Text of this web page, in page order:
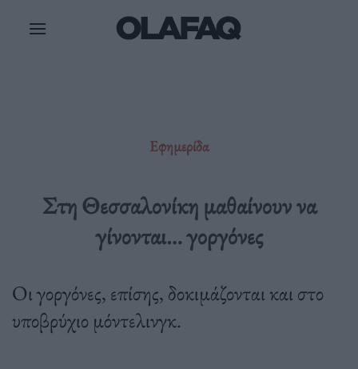
Εφημερίδα
Στη Θεσσαλονίκη μαθαίνουν να
γίνονται… γοργόνες
Οι γοργόνες, επίσης, δοκιμάζονται και στο
υποβρύχιο μόντελινγκ.